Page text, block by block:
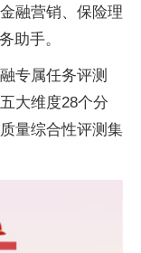
融营销、保险理
助手。
专属任务评测
大维度28个分
量综合性评测集